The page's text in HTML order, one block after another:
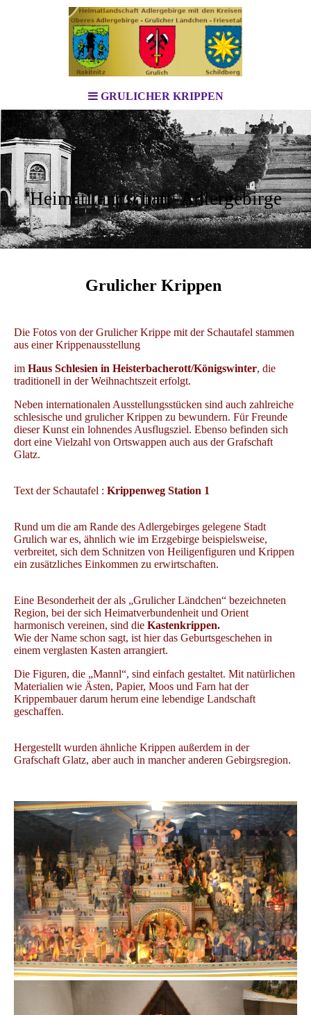
GRULICHER KRIPPEN
HeimatLandschaft Adlergebirge
Grulicher Krippen
Die Fotos von der Grulicher Krippe mit der Schautafel stammen
aus einer Krippenausstellung
im Haus Schlesien in Heisterbacherott/Königswinter, die
traditionell in der Weihnachtszeit erfolgt.
Neben internationalen Ausstellungsstücken sind auch zahlreiche
schlesische und grulicher Krippen zu bewundern. Für Freunde
dieser Kunst ein lohnendes Ausflugsziel. Ebenso befinden sich
dort eine Vielzahl von Ortswappen auch aus der Grafschaft
Glatz.
Text der Schautafel : Krippenweg Station 1
Rund um die am Rande des Adlergebirges gelegene Stadt
Grulich war es, ähnlich wie im Erzgebirge beispielsweise,
verbreitet, sich dem Schnitzen von Heiligenfiguren und Krippen
ein zusätzliches Einkommen zu erwirtschaften.
Eine Besonderheit der als „Grulicher Ländchen“ bezeichneten
Region, bei der sich Heimatverbundenheit und Orient
harmonisch vereinen, sind die Kastenkrippen.
Wie der Name schon sagt, ist hier das Geburtsgeschehen in
einem verglasten Kasten arrangiert.
Die Figuren, die „Mannl“, sind einfach gestaltet. Mit natürlichen
Materialien wie Ästen, Papier, Moos und Farn hat der
Krippembauer darum herum eine lebendige Landschaft
geschaffen.
Hergestellt wurden ähnliche Krippen außerdem in der
Grafschaft Glatz, aber auch in mancher anderen Gebirgsregion.